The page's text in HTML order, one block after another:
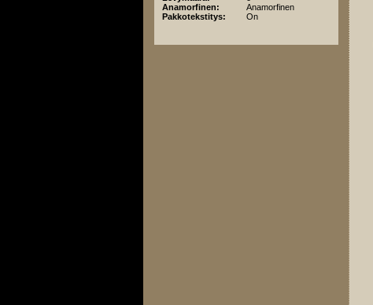
Anamorfinen:
Anamorfinen
Pakkotekstitys:
On